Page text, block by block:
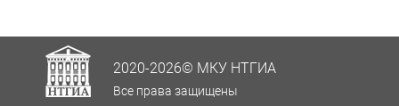
2020-2026© МКУ НТГИА
Все права защищены